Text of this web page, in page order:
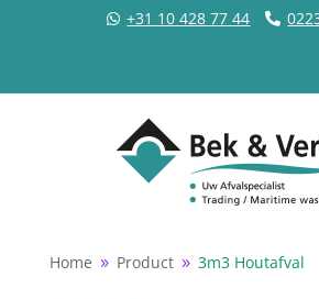
+31 10 428 77 44
Home 9 Product 9 3m3 Houtafval